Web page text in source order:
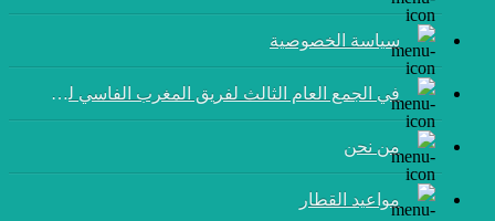
سياسة الخصوصية
في الجمع العام الثالث لفريق المغرب الفاسي لكرة القدم:
من نحن
مواعيد القطار